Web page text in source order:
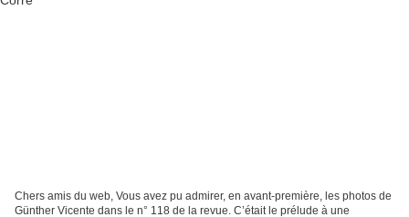
Chers amis du web, Vous avez pu admirer, en avant-première, les photos de
Günther Vicente dans le n° 118 de la revue. C’était le prélude à une